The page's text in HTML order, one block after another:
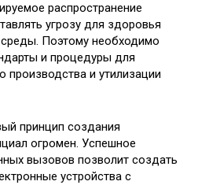
распространение
угрозу для здоровья
Поэтому необходимо
и процедуры для
производства и утилизации
принцип создания
огромен. Успешное
вызовов позволит создать
устройства с